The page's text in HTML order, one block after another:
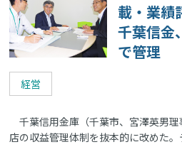
載・業績
千葉信金
で管理
経営
千葉信用金庫（千葉市、宮澤英男
店の収益管理体制を抜本的に改めた。